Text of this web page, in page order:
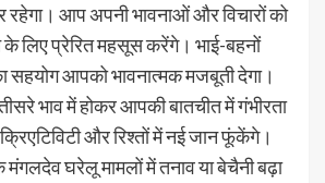
रहेगा। आप अपनी भावनाओं और विचारों को
लिए प्रेरित महसूस करेंगे। भाई-बहनों
सहयोग आपको भावनात्मक मजबूती देगा।
भाव में होकर आपकी बातचीत में गंभीरता
और रिश्तों में नई जान फूंकेंगे।
मंगलदेव घरेलू मामलों में तनाव या बेचैनी बढ़ा